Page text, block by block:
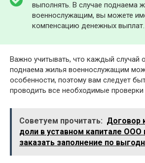
выполнять. В случае поднаема
военнослужащим, вы можете
компенсацию денежных выплат.
Важно учитывать, что каждый случай
поднаема жилья военнослужащим
особенности, поэтому вам следует
проводить все необходимые проверки
Советуем прочитать: Договор
доли в уставном капитале ООО
заказать заполнение по